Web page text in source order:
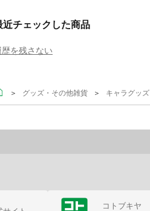
近チェックした商品
歴を残さない
＞ グッズ・その他雑貨 ＞ キャラグッズ
コトブキヤ